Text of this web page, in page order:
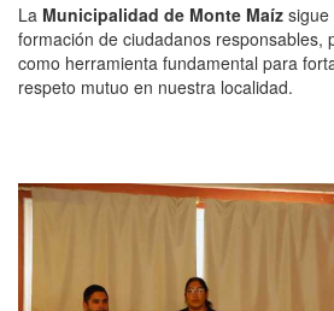
La Municipalidad de Monte Maíz
formación de ciudadanos responsables,
como herramienta fundamental para
respeto mutuo en nuestra localidad.